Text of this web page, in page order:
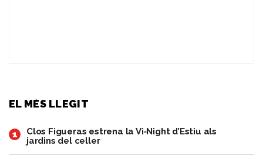
EL MÉS LLEGIT
1
Clos Figueras estrena la Vi‑Night d’Estiu als
jardins del celler